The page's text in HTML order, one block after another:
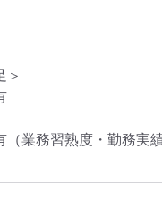
＞
業務習熟度・勤務実